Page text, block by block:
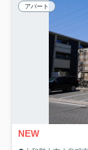
アパート
NEW